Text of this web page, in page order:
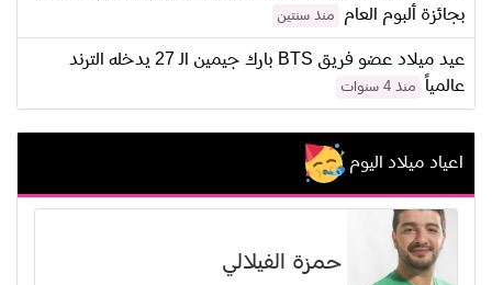
بجائزة ألبوم العام
منذ سنتين
عيد ميلاد عضو فريق BTS بارك جيمين الـ 27 يدخله الترند
عالمياً
منذ 4 سنوات
اعياد ميلاد اليوم
حمزة الفيلالي